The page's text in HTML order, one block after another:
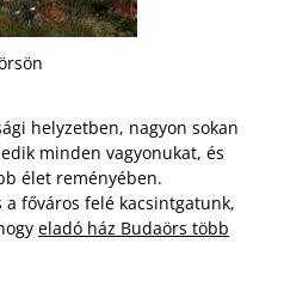
helyzetben, nagyon sokan
minden vagyonukat, és
élet reményében.
főváros felé kacsintgatunk,
eladó ház Budaörs több